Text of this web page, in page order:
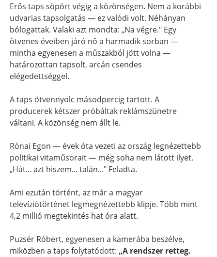
Erős taps söpört végig a közönségen. Nem a korábbi
udvarias tapsolgatás — ez valódi volt. Néhányan
bólogattak. Valaki azt mondta: „Na végre." Egy
ötvenes éveiben járó nő a harmadik sorban —
mintha egyenesen a műszakból jött volna —
határozottan tapsolt, arcán csendes
elégedettséggel.
A taps ötvennyolc másodpercig tartott. A
producerek kétszer próbáltak reklámszünetre
váltani. A közönség nem állt le.
Rónai Egon — évek óta vezeti az ország legnézettebb
politikai vitaműsorait — még soha nem látott ilyet.
„Hát... azt hiszem... talán..." Feladta.
Ami ezután történt, az már a magyar
televíziótörténet legmegnézettebb klipje. Több mint
4,2 millió megtekintés hat óra alatt.
Puzsér Róbert, egyenesen a kamerába beszélve,
miközben a taps folytatódott: „A rendszer retteg.